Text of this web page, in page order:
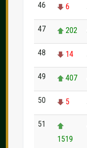
46 6
47 202
48 14
49 407
50 5
51
1519